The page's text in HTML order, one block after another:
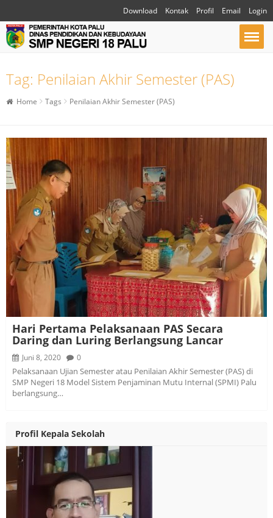
Download Kontak Profil Email Login
Tag: Penilaian Akhir Semester (PAS)
Home Tags Penilaian Akhir Semester (PAS)
Hari Pertama Pelaksanaan PAS Secara
Daring dan Luring Berlangsung Lancar
Juni 8, 2020 0
Pelaksanaan Ujian Semester atau Penilaian Akhir Semester (PAS) di
SMP Negeri 18 Model Sistem Penjaminan Mutu Internal (SPMI) Palu
berlangsung…
Profil Kepala Sekolah